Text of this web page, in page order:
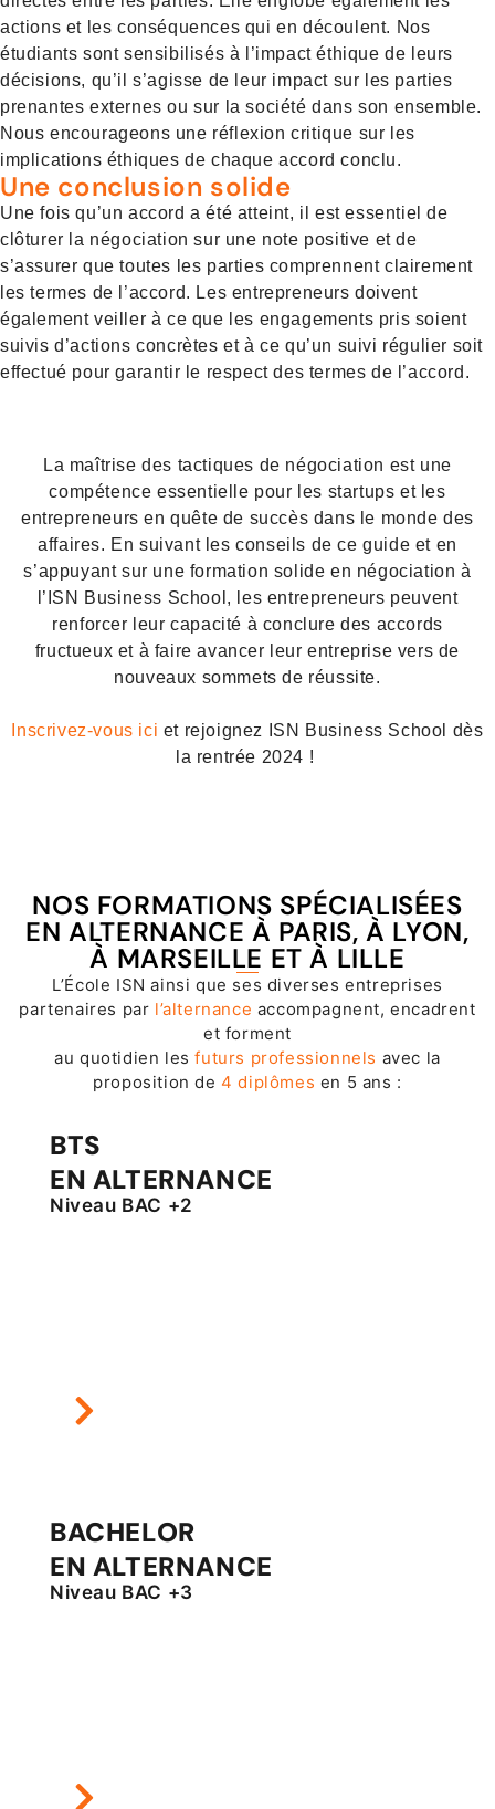
actions et les conséquences qui en découlent. Nos
étudiants sont sensibilisés à l’impact éthique de leurs
décisions, qu’il s’agisse de leur impact sur les parties
prenantes externes ou sur la société dans son ensemble.
Nous encourageons une réflexion critique sur les
implications éthiques de chaque accord conclu.
Une conclusion solide
Une fois qu’un accord a été atteint, il est essentiel de
clôturer la négociation sur une note positive et de
s’assurer que toutes les parties comprennent clairement
les termes de l’accord. Les entrepreneurs doivent
également veiller à ce que les engagements pris soient
suivis d’actions concrètes et à ce qu’un suivi régulier soit
effectué pour garantir le respect des termes de l’accord.
La maîtrise des tactiques de négociation est une
compétence essentielle pour les startups et les
entrepreneurs en quête de succès dans le monde des
affaires. En suivant les conseils de ce guide et en
s’appuyant sur une formation solide en négociation à
l’ISN Business School, les entrepreneurs peuvent
renforcer leur capacité à conclure des accords
fructueux et à faire avancer leur entreprise vers de
nouveaux sommets de réussite.
Inscrivez-vous ici et rejoignez ISN Business School dès
la rentrée 2024 !
NOS FORMATIONS SPÉCIALISÉES
EN ALTERNANCE À PARIS, À LYON,
À MARSEILLE ET À LILLE
L’École ISN ainsi que ses diverses entreprises
partenaires par l’alternance accompagnent, encadrent
et forment
au quotidien lesfuturs professionnels avec la
proposition de4 diplômes en 5 ans :
BTS
EN ALTERNANCE
Niveau BAC +2
BACHELOR
EN ALTERNANCE
Niveau BAC +3